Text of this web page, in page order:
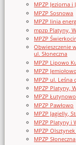
MPZP Jeziorna i
MPZP Sosnowa
MPZP linia
mpzp Platyny,
MPZP
Obwieszczenie
ul. Słoneczna
MPZP Lipowo
MPZP
MPZP ul. Leśna
MPZP Platyny,
MPZP Łutynowo
MPZP Pawłowo
MPZP Jagielly,
MPZP Platyny i
MPZP
MPZP Słoneczna